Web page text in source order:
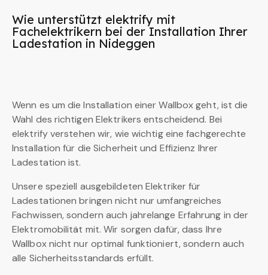
Wie unterstützt elektrify mit
Fachelektrikern bei der Installation Ihrer
Ladestation in Nideggen
Wenn es um die Installation einer Wallbox geht, ist die
Wahl des richtigen Elektrikers entscheidend. Bei
elektrify verstehen wir, wie wichtig eine fachgerechte
Installation für die Sicherheit und Effizienz Ihrer
Ladestation ist.
Unsere speziell ausgebildeten Elektriker für
Ladestationen bringen nicht nur umfangreiches
Fachwissen, sondern auch jahrelange Erfahrung in der
Elektromobilität mit. Wir sorgen dafür, dass Ihre
Wallbox nicht nur optimal funktioniert, sondern auch
alle Sicherheitsstandards erfüllt.